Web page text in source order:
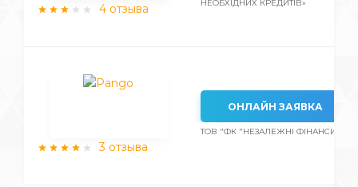
4 отзыва НЕОБХІДНИХ КРЕДИТІВ»
3 отзыва
ОНЛАЙН ЗАЯВКА
ТОВ "ФК "НЕЗАЛЕЖНІ ФІНАНСИ"